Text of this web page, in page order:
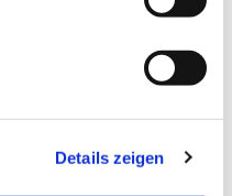
Details zeigen